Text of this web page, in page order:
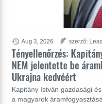
Tényellenőrzés:
NEM jelentette be
Ukrajna kedvéért
Kapitány István gazdasági
a magyarok
Aug 3, 2026 szerzõ: